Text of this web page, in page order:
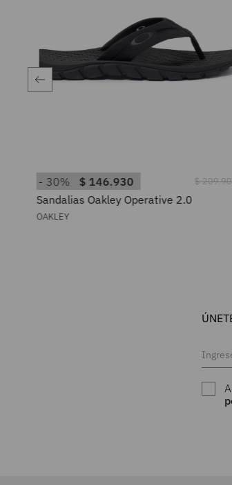
30% $ 146.930 $209.
Sandalias Oakley Operative 2.0
OAKLEY